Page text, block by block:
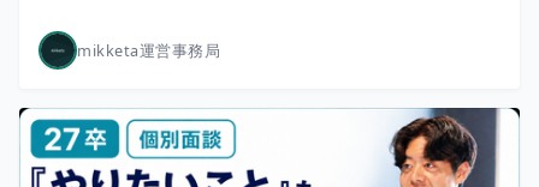
mikketa運営事務局